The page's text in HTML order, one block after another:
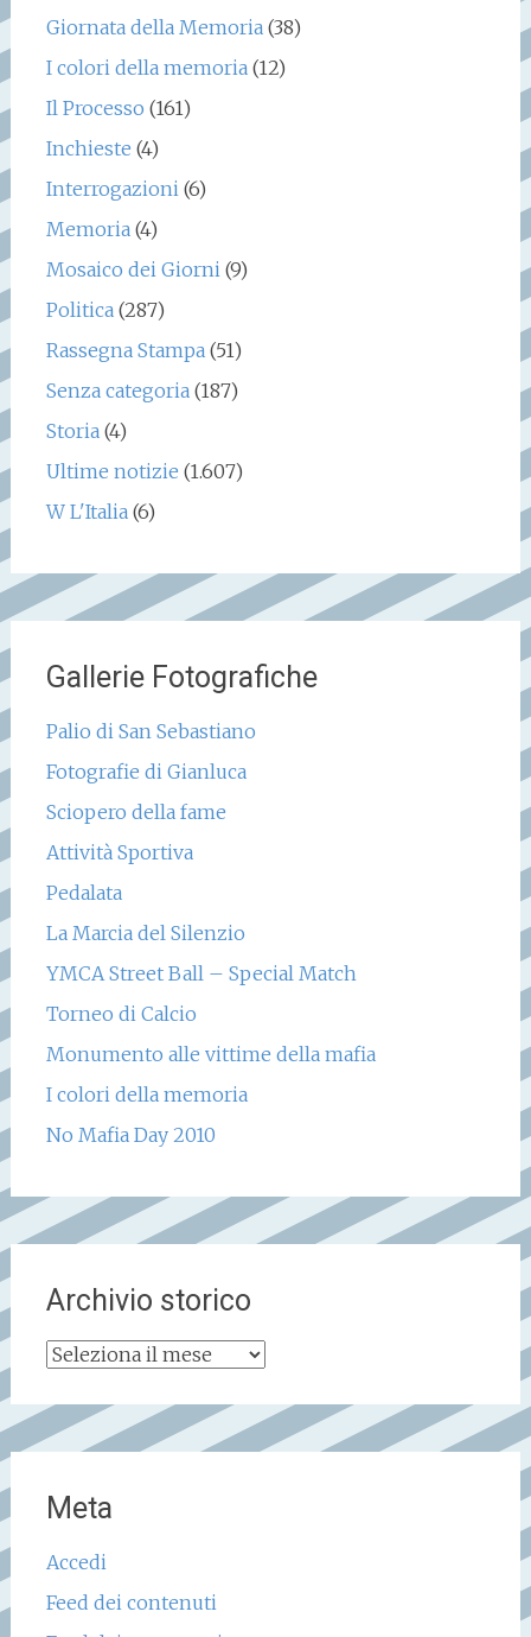
Giornata della Memoria (38)
I colori della memoria (12)
Il Processo (161)
Inchieste (4)
Interrogazioni (6)
Memoria (4)
Mosaico dei Giorni (9)
Politica (287)
Rassegna Stampa (51)
Senza categoria (187)
Storia (4)
Ultime notizie (1.607)
W L'Italia (6)
Gallerie Fotografiche
Palio di San Sebastiano
Fotografie di Gianluca
Sciopero della fame
Attività Sportiva
Pedalata
La Marcia del Silenzio
YMCA Street Ball – Special Match
Torneo di Calcio
Monumento alle vittime della mafia
I colori della memoria
No Mafia Day 2010
Archivio storico
Archivio
Meta
Accedi
Feed dei contenuti